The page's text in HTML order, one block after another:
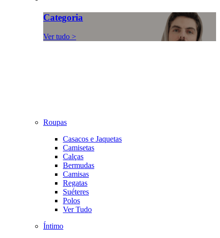
Categoria
Ver tudo >
Roupas
Casacos e Jaquetas
Camisetas
Calças
Bermudas
Camisas
Regatas
Suéteres
Polos
Ver Tudo
Íntimo